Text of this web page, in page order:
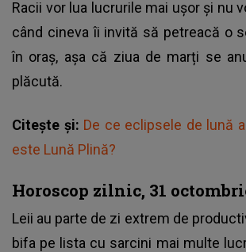
Racii vor lua lucrurile mai ușor și nu
când cineva îi invită să petreacă o
în oraș, așa că ziua de marți se
plăcută.
Citește și: De ce eclipsele de lună
este Lună Plină?
Horoscop zilnic, 31
Leii au parte de zi extrem de
bifa pe lista cu sarcini mai multe